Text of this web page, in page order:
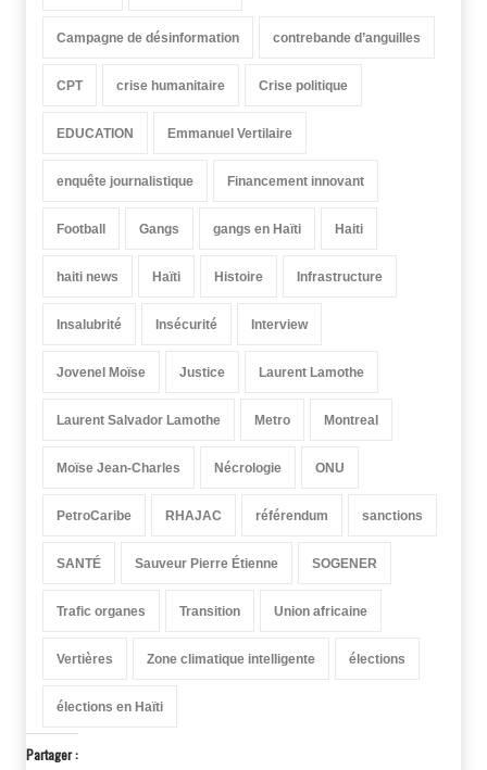
Campagne de désinformation contrebande d’anguilles
CPT crise humanitaire Crise politique
EDUCATION Emmanuel Vertilaire
enquête journalistique Financement innovant
Football Gangs gangs en Haïti Haiti
haiti news Haïti Histoire Infrastructure
Insalubrité Insécurité Interview
Jovenel Moïse Justice Laurent Lamothe
Laurent Salvador Lamothe Metro Montreal
Moïse Jean-Charles Nécrologie ONU
PetroCaribe RHAJAC référendum sanctions
SANTÉ Sauveur Pierre Étienne SOGENER
Trafic organes Transition Union africaine
Vertières Zone climatique intelligente élections
élections en Haïti
Partager :